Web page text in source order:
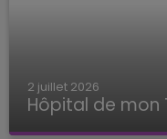
2 juillet 2026
Hôpital de mon
Hôpital de mon